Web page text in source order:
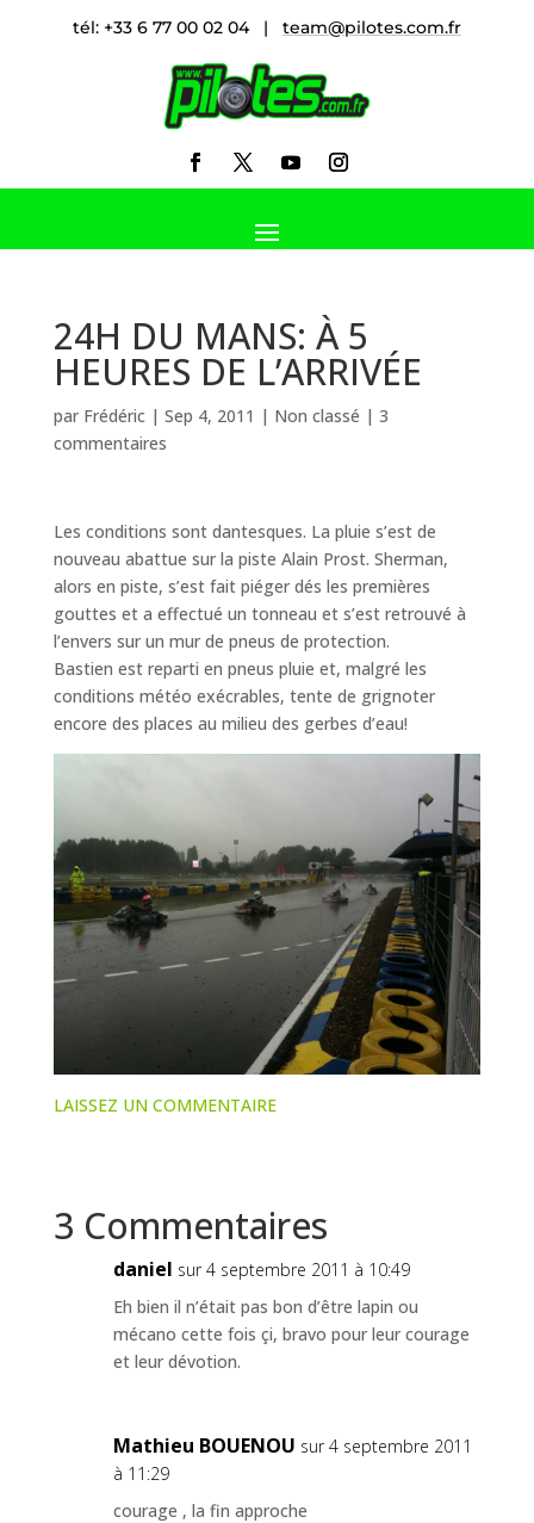
tél: +33 6 77 00 02 04 | team@pilotes.com.fr
24H DU MANS: À 5
HEURES DE L’ARRIVÉE
par Frédéric| Sep 4, 2011 | Non classé | 3
commentaires
Les conditions sont dantesques. La pluie s’est de
nouveau abattue sur la piste Alain Prost. Sherman,
alors en piste, s’est fait piéger dés les premières
gouttes et a effectué un tonneau et s’est retrouvé à
l’envers sur un mur de pneus de protection.
Bastien est reparti en pneus pluie et, malgré les
conditions météo exécrables, tente de grignoter
encore des places au milieu des gerbes d’eau!
LAISSEZ UN COMMENTAIRE
3 Commentaires
daniel sur 4 septembre 2011 à 10:49
Eh bien il n’était pas bon d’être lapin ou
mécano cette fois çi, bravo pour leur courage
et leur dévotion.
Mathieu BOUENOU sur 4 septembre 2011
à 11:29
courage , la fin approche